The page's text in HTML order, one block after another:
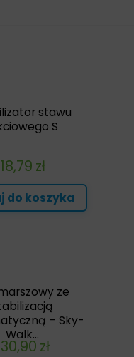
stawu
S
18,79 zł
do koszyka
ze
– Sky-
Walk...
zł